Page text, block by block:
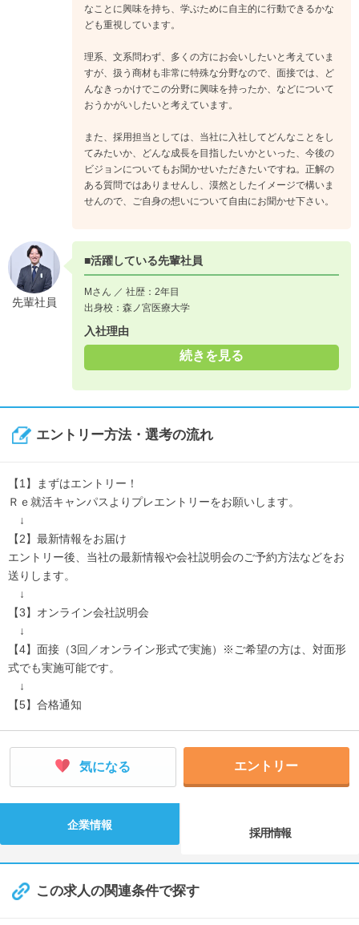
《入社1年目》
各業務に必要な基礎知識を固めながら、業務の流れや一人ひと
りの役割などについて、じっくりと学んでいきます。
経験を積み、業務にも慣れてくるころです。他社との技術的な
打ち合わせも一人で対応できるようになります。
また、早い人では自身の担当業務に加えて、別の業務のサポー
トに回る機会なども出てきます。
技術者としての経験や知識が深まり、担うべき役割も広がって
くるころ。
担当する業務に加えて、新人の指導やサポートなど、後輩社員
の育成活動も担当するようになります。
なことに興味を持ち、学ぶために自主的に行動できるかな
ども重視しています。
理系、文系問わず、多くの方にお会いしたいと考えていま
すが、扱う商材も非常に特殊な分野なので、面接では、ど
んなきっかけでこの分野に興味を持ったか、などについて
おうかがいしたいと考えています。
また、採用担当としては、当社に入社してどんなことをし
てみたいか、どんな成長を目指したいかといった、今後の
ビジョンについてもお聞かせいただきたいですね。正解の
ある質問ではありませんし、漠然としたイメージで構いま
せんので、ご自身の想いについて自由にお聞かせ下さい。
先輩社員
■活躍している先輩社員
Mさん ／ 社歴：2年目
出身校：森ノ宮医療大学
入社理由
続きを見る
エントリー方法・選考の流れ
【1】まずはエントリー！
Ｒｅ就活キャンパスよりプレエントリーをお願いします。
↓
【2】最新情報をお届け
エントリー後、当社の最新情報や会社説明会のご予約方法などをお
送りします。
↓
【3】オンライン会社説明会
↓
【4】面接（3回／オンライン形式で実施）※ご希望の方は、対面形
式でも実施可能です。
↓
【5】合格通知
気になる エントリー
企業情報
採用情報
この求人の関連条件で探す